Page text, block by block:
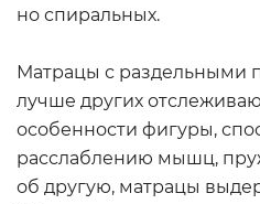
но спиральных.
Матрацы с раздельными
лучше других
особенности фигуры,
расслаблению мышц,
об другую, матрацы